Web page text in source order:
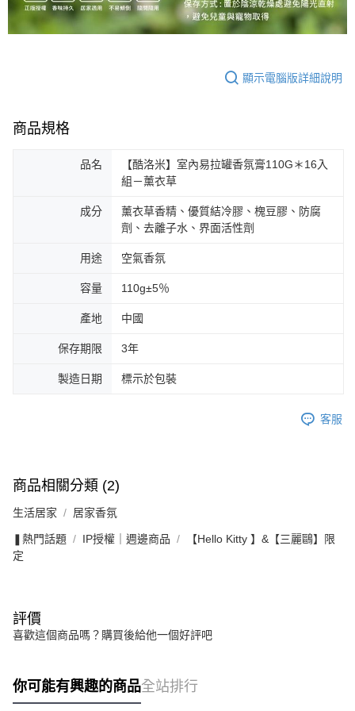
顯示電腦版詳細說明
商品規格
品名
【酷洛米】室內易拉罐香氛膏110G＊16入
組－薰衣草
成分
薰衣草香精、優質結冷膠、槐豆膠、防腐
劑、去離子水、界面活性劑
用途 空氣香氛
容量 110g±5％
產地 中國
保存期限 3年
製造日期 標示於包裝
客服
商品相關分類 (2)
生活居家 居家香氛
❚熱門話題 IP授權｜週邊商品
【Hello Kitty 】&【三麗鷗】限
定
評價
喜歡這個商品嗎？購買後給他一個好評吧
你可能有興趣的商品全站排行